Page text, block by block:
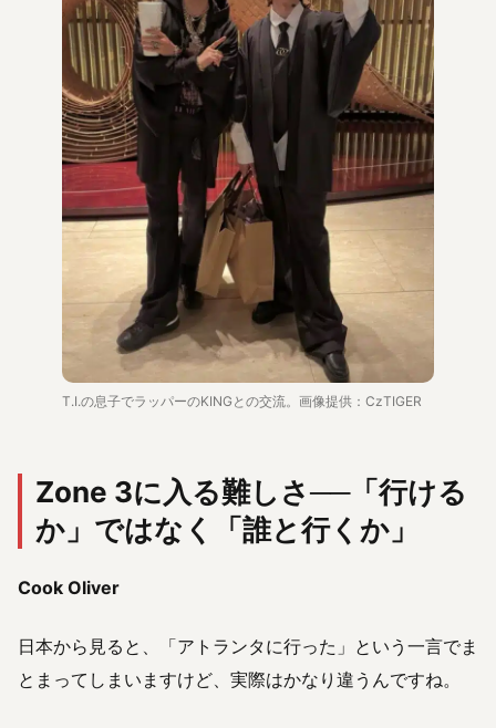
T.I.の息子でラッパーのKINGとの交流。画像提供：CzTIGER
Zone 3に入る難しさ──「行ける
か」ではなく「誰と行くか」
Cook Oliver
日本から見ると、「アトランタに行った」という一言でま
とまってしまいますけど、実際はかなり違うんですね。